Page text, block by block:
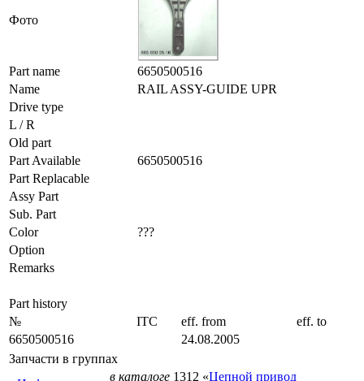
Фото
Part name
6650500516
Name
RAIL ASSY-GUIDE UPR
Drive type
L / R
Old part
Part Available
6650500516
Part Replacable
Assy Part
Sub. Part
Color
???
Option
Remarks
Part history
№
ITC eff. from
eff. to
6650500516
24.08.2005
Запчасти в группах
в каталоге 1312 «Цепной привод